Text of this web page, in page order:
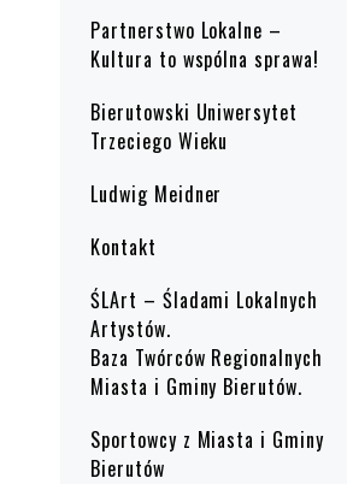
Partnerstwo Lokalne –
Kultura to wspólna sprawa!
Bierutowski Uniwersytet
Trzeciego Wieku
Ludwig Meidner
Kontakt
ŚLArt – Śladami Lokalnych
Artystów.
Baza Twórców Regionalnych
Miasta i Gminy Bierutów.
Sportowcy z Miasta i Gminy
Bierutów